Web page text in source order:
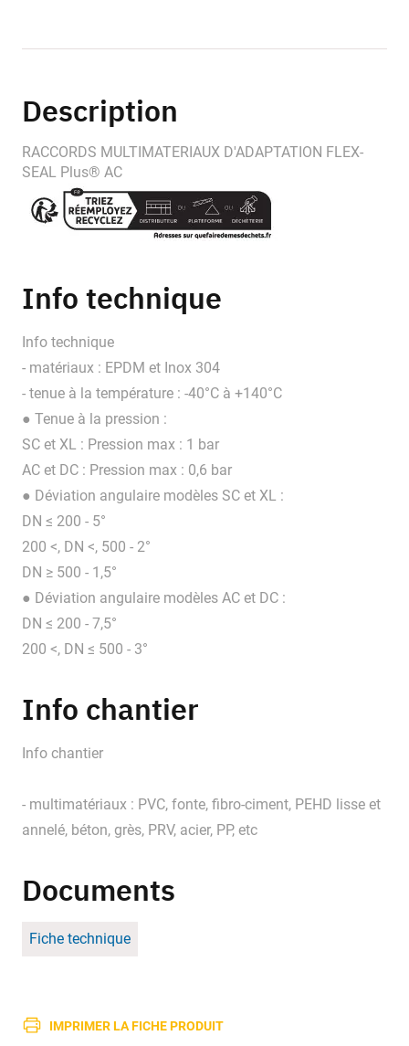
Description
RACCORDS MULTIMATERIAUX D'ADAPTATION FLEX-
SEAL Plus® AC
Info technique
Info technique
- matériaux : EPDM et Inox 304
- tenue à la température : -40°C à +140°C
● Tenue à la pression :
SC et XL : Pression max : 1 bar
AC et DC : Pression max : 0,6 bar
● Déviation angulaire modèles SC et XL :
DN ≤ 200 - 5°
200 <, DN <, 500 - 2°
DN ≥ 500 - 1,5°
● Déviation angulaire modèles AC et DC :
DN ≤ 200 - 7,5°
200 <, DN ≤ 500 - 3°
Info chantier
Info chantier
- multimatériaux : PVC, fonte, fibro-ciment, PEHD lisse et
annelé, béton, grès, PRV, acier, PP, etc
Documents
Fiche technique
IMPRIMER LA FICHE PRODUIT